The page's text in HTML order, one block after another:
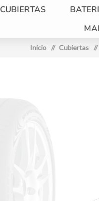
CUBIERTAS
Inicio / Cubiertas /